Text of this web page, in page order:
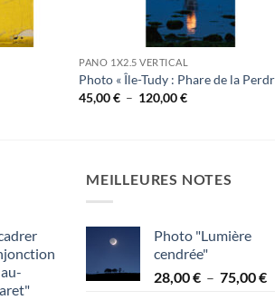
PANO 1X2.5 VERTICAL
Photo « Île-Tudy : Phare de la
45,00€ – 120,00€Plage
MEILLEURES NOTES
Photo "Lumière
cendrée"
28,00€ – 75,00€